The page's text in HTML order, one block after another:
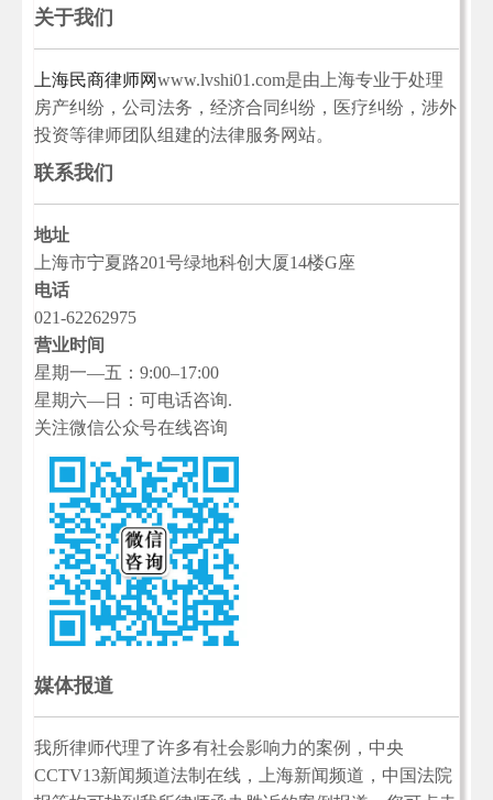
关于我们
上海民商律师网www.lvshi01.com是由上海专业于处理
房产纠纷，公司法务，经济合同纠纷，医疗纠纷，涉外
投资等律师团队组建的法律服务网站。
联系我们
地址
上海市宁夏路201号绿地科创大厦14楼G座
电话
021-62262975
营业时间
星期一—五：9:00–17:00
星期六—日：可电话咨询.
关注微信公众号在线咨询
媒体报道
我所律师代理了许多有社会影响力的案例，中央
CCTV13新闻频道法制在线，上海新闻频道，中国法院